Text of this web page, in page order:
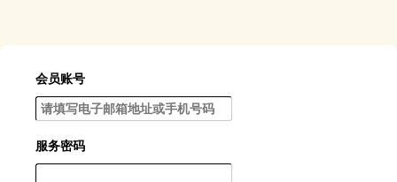
会员账号
服务密码